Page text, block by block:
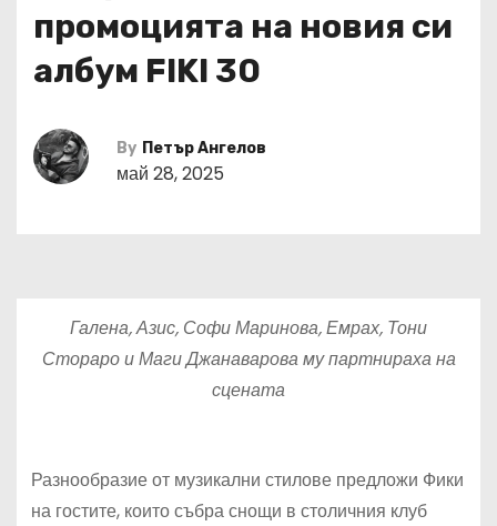
промоцията на новия си
албум FIKI 30
By Петър Ангелов
май 28, 2025
Галена, Азис, Софи Маринова, Емрах, Тони
Стораро и Маги Джанаварова му партнираха на
сцената
Разнообразие от музикални стилове предложи Фики
на гостите, които събра снощи в столичния клуб